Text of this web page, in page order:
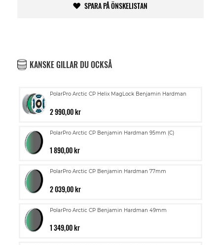
SPARA PÅ ÖNSKELISTAN
KANSKE GILLAR DU OCKSÅ
PolarPro Arctic CP Helix MagLock Benjamin Hardman
2 990,00 kr
PolarPro Arctic CP Benjamin Hardman 95mm (C)
1 890,00 kr
PolarPro Arctic CP Benjamin Hardman 77mm
2 039,00 kr
PolarPro Arctic CP Benjamin Hardman 49mm
1 349,00 kr